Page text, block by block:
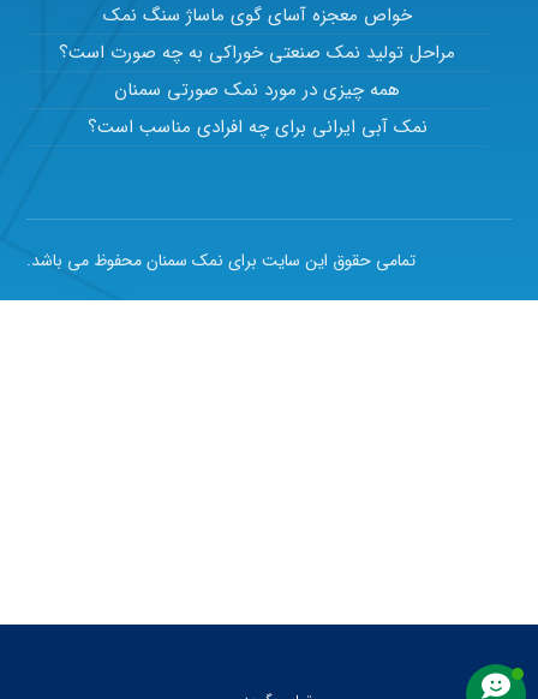
خواص معجزه آسای گوی ماساژ سنگ نمک
مراحل تولید نمک صنعتی خوراکی به چه صورت است؟
همه چیزی در مورد نمک صورتی سمنان
نمک آبی ایرانی برای چه افرادی مناسب است؟
تمامی حقوق این سایت برای نمک سمنان محفوظ می باشد.